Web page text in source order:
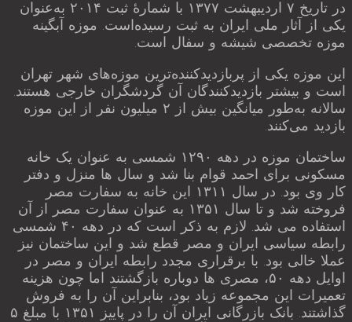
در تاریخ ۷ اردیبهشت ۱۳۷۷ با شمارهٔ ثبت ۲۰۱۴ به‌عنوان
یکی از آثار ملی ایران به ثبت رسیده‌است. موزه آبگینه
موزه تخصصی شیشه و سفال است.
این موزه یکی از پربازدیدکننده‌ترین موزه‌های شهر تهران
است و بیشتر بازدیدکنندگان آن گردشگران خارجی هستند.
سالانه به‌طور میانگین بیش از ۲ میلیون نفر از این موزه
بازدید می‌کنند.
ساختمان موزه در دهه ۱۲۹۰ شمسی به عنوان یک خانه
مسکونی برای احمد قوام بنا شد و سال ها منزل و دفتر
کار وی بود. در سال ۱۳۱۱ این خانه به سفارت مصر
فروخته شد و تا سال ۱۳۵۱ به عنوان سفارت مصر از آن
استفاده می شد. لازم به ذکر است که در دهه ۴۰ شمسی
رابطه سیاسی ایران و مصر قطع شد و این ساختمان نیز
عملا خالی بود. با برقراری مجدد رابطه ایران و مصر در
اوایل دهه ۵۰، مصری ها دوباره بازگشتند اما چون هزینه
تعمیرات این مجموعه زیاد بود، بنابراین آن را به فروش
گذاشتند. بانک بازرگانی ایران آن را در پاییز ۱۳۵۱ با مبلغ ۵